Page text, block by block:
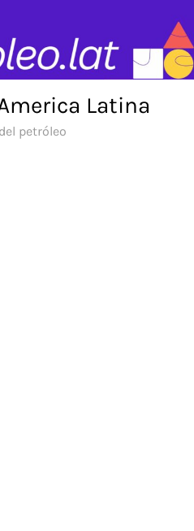
Latina
petróleo